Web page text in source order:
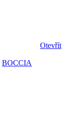
Otevřít
BOCCIA